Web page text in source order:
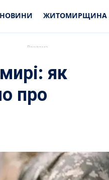
НОВИНИ ЖИТОМИРЩИНА
як
про